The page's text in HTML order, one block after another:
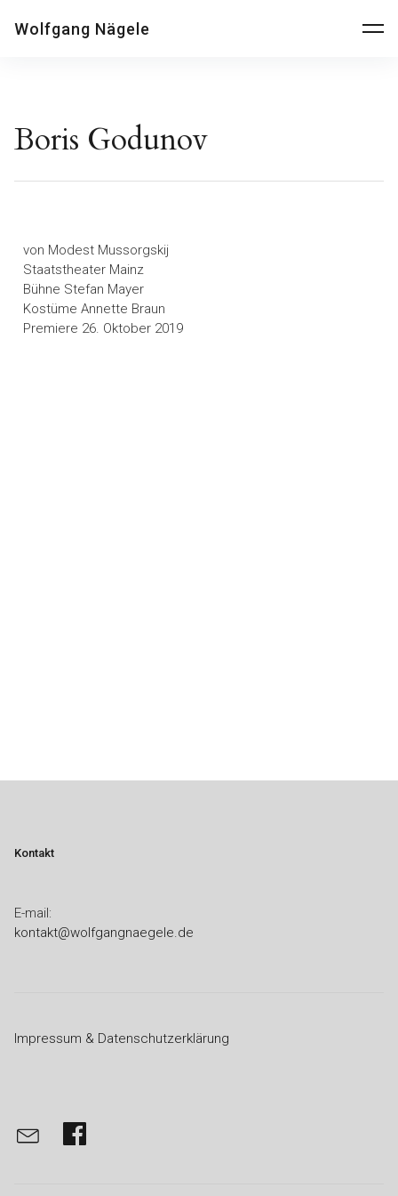
Wolfgang Nägele
Boris Godunov
von Modest Mussorgskij
Staatstheater Mainz
Bühne Stefan Mayer
Kostüme Annette Braun
Premiere 26. Oktober 2019
Kontakt
E-mail:
kontakt@wolfgangnaegele.de
Impressum & Datenschutzerklärung